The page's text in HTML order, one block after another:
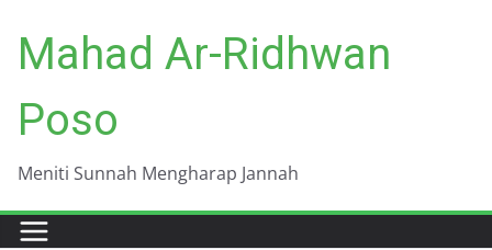
content
Mahad Ar-Ridhwan
Poso
Meniti Sunnah Mengharap Jannah